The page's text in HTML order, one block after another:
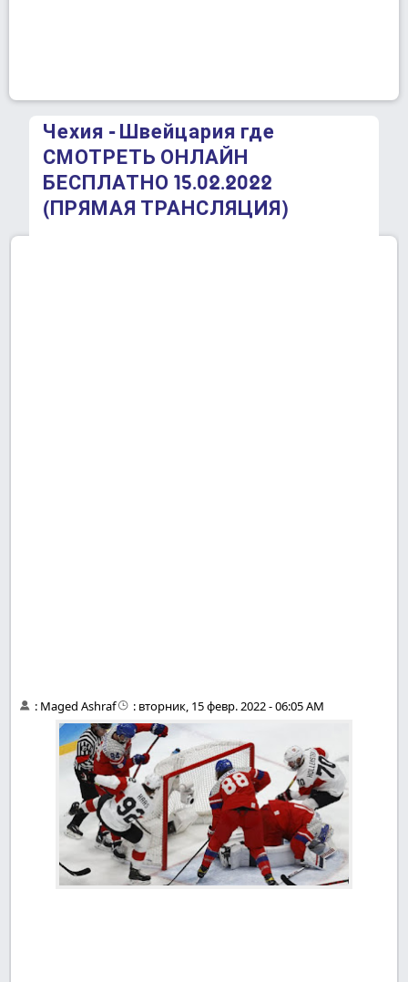
Чехия - Швейцария где
СМОТРЕТЬ ОНЛАЙН
БЕСПЛАТНО 15.02.2022
(ПРЯМАЯ ТРАНСЛЯЦИЯ)
: Maged Ashraf : вторник, 15 февр. 2022 - 06:05 AM